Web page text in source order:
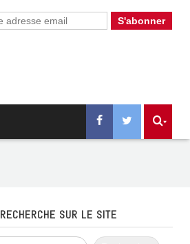
RECHERCHE SUR LE SITE